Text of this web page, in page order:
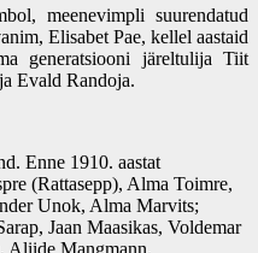
meenevimpli suurendatud
Elisabet Pae, kellel aastaid
generatsiooni järeltulija Tiit
Evald Randoja.
Enne 1910. aastat
(Rattasepp), Alma Toimre,
Unok, Alma Marvits;
Jaan Maasikas, Voldemar